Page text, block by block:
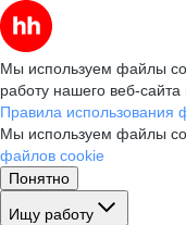
Мы используем файлы
работу нашего веб-сайта
Правила использования
Мы используем файлы
файлов cookie
Понятно
Ищу работу